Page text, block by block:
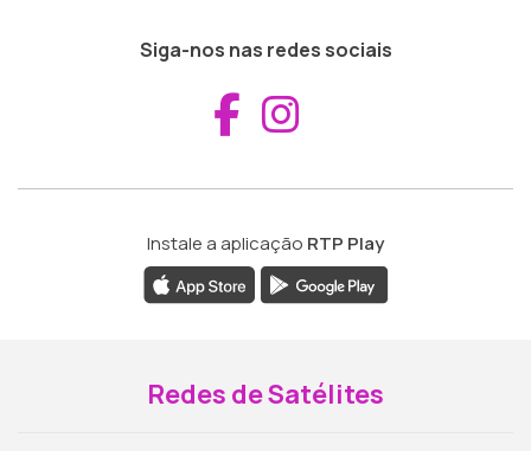
Siga-nos nas redes sociais
Aceder ao
Instale a aplicação RTP Play
Redes de Satélites